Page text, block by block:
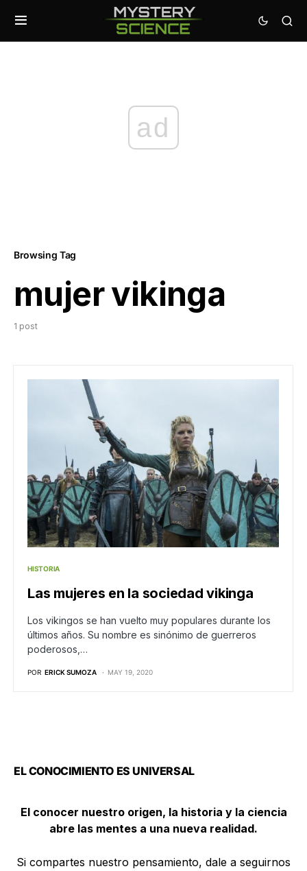
ad
Browsing Tag
mujer vikinga
1 post
HISTORIA
Las mujeres en la sociedad vikinga
Los vikingos se han vuelto muy populares durante los
últimos años. Su nombre es sinónimo de guerreros
poderosos,…
POR ERICK SUMOZA MAY 19, 2020
EL CONOCIMIENTO ES UNIVERSAL
El conocer nuestro origen, la historia y la ciencia
abre las mentes a una nueva realidad.
Si compartes nuestro pensamiento, dale a seguirnos